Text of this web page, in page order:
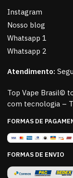
Instagram
Nosso blog
Whatsapp 1
Whatsapp 2
Atendimento:
Top Vape Brasil©
com tecnologia –
FORMAS DE
FORMAS DE ENVIO